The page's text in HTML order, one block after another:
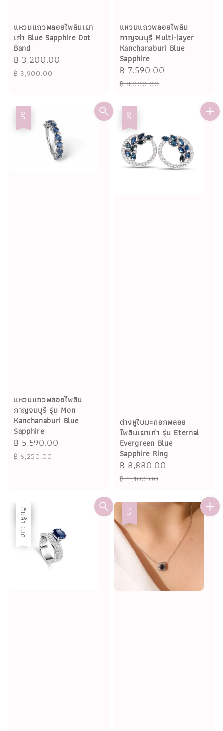
แหวนแถวพลอยไพลินเผา
เก่า Blue Sapphire Dot
Band
Sale
price
฿ 3,200.00
฿ 3,900.00
แหวนแถวพลอยไพลิน
กาญจนบุรี Multi-layer
Kanchanaburi Blue
Sapphire
Sale
price
฿ 7,590.00
฿ 8,000.00
ลด
แหวนแถวพลอยไพลิน
กาญจนบุรี รุ่น Mon
Kanchanaburi Blue
Sapphire
Sale
price
฿ 5,590.00
฿ 6,250.00
ลด
ต่างหูใบมะกอกพลอย
ไพลินเผาเก่า รุ่น Eternal
Evergreen Blue
Sapphire Ring
Sale
price
฿ 8,880.00
฿ 11,100.00
ลด
สินค้าหมด ลด